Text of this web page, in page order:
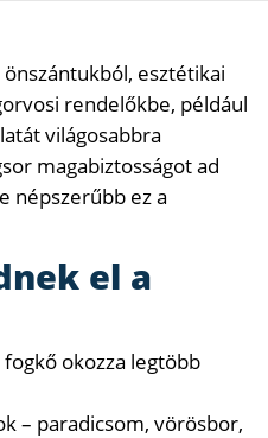
esztétikai
rendelőkbe, például
világosabbra
magabiztosságot ad
népszerűbb ez a
el a
okozza legtöbb
– paradicsom, vörösbor,